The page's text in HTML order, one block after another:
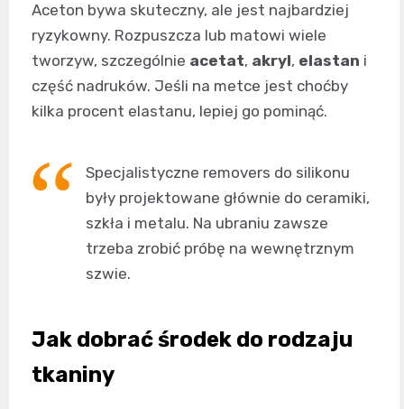
Aceton bywa skuteczny, ale jest najbardziej
ryzykowny. Rozpuszcza lub matowi wiele
tworzyw, szczególnie acetat, akryl, elastan i
część nadruków. Jeśli na metce jest choćby
kilka procent elastanu, lepiej go pominąć.
Specjalistyczne removers do silikonu
były projektowane głównie do ceramiki,
szkła i metalu. Na ubraniu zawsze
trzeba zrobić próbę na wewnętrznym
szwie.
Jak dobrać środek do rodzaju
tkaniny